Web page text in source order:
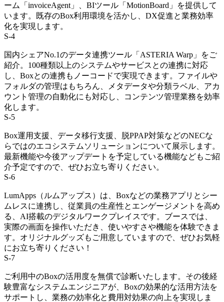
ーム「invoiceAgent」、BIツール「MotionBoard」を提供して
います。既存のBox利用環境を活かし、DX促進と業務効率
化を実現します。
S-4
国内シェアNo.1のデータ連携ツール「ASTERIA Warp」をご
紹介。100種類以上のシステムやサービスとの連携に対応
し、Boxとの連携もノーコードで実現できます。ファイルや
フォルダの管理はもちろん、メタデータや分類ラベル、アカ
ウント管理の自動化にも対応し、コンテンツ管理業務を効率
化します。
S-5
Box運用支援、データ移行支援、脱PPAP対策などのNECな
らではのエコシステムソリューションについて展示します。
最新機能や今後アップデートを予定している機能などもご紹
介予定ですので、ぜひお立ち寄りください。
S-6
LumApps（ルムアップス）は、Boxなどの業務アプリとシー
ムレスに連携し、従業員の生産性とエンゲージメントを高め
る、AI搭載のデジタルワークプレイスです。ブースでは、
実際の画面を操作いただき、使いやすさや機能を体験できま
す。オリジナルグッズもご用意していますので、ぜひお気軽
にお立ち寄りください！
S-7
ご利用中のBoxの活用度を無償で診断いたします。その後経
験豊富なシステムエンジニアが、Boxの効果的な活用方法を
サポートし、業務の効率化と費用対効果の向上を実現しま